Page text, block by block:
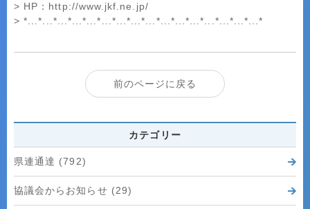
> HP：http://www.jkf.ne.jp/
> *...*...*...*...*...*...*...*...*...*...*...*...*...*...*...*...*
前のページに戻る
カテゴリー
県連通達 (792)
協議会からお知らせ (29)